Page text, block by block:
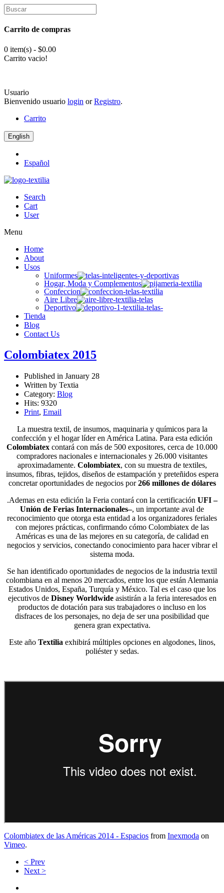
Carrito de compras
0 item(s) - $0.00
Carrito vacio!
Usuario
Bienvenido usuario login orRegistro.
Carrito
English
Español
Search
Cart
User
Menu
Home
About
Usos
Uniformes
Hogar, Moda y Complementos
Confeccion
Aire Libre
Deportivo
Tienda
Blog
Contact Us
Colombiatex 2015
Published in January 28
Written by Textia
Category: Blog
Hits: 9320
Print, Email
La muestra textil, de insumos, maquinaria y químicos para la
confección y el hogar líder en América Latina. Para esta edición
Colombiatex contará con más de 500 expositores, cerca de 10.000
compradores nacionales e internacionales y 26.000 visitantes
aproximadamente. Colombiatex, con su muestra de textiles,
insumos, fibras, tejidos, diseños de estampación y preteñidos espera
concretar oportunidades de negocios por266 millones de dólares
.Ademas en esta edición la Feria contará con la certificación UFI –
Unión de Ferias Internacionales–, un importante aval de
reconocimiento que otorga esta entidad a los organizadores feriales
con mejores prácticas, confirmando cómo Colombiatex de las
Américas es una de las mejores en su categoría, de calidad en
negocios y servicios, conectando conocimiento para hacer vibrar el
sistema moda.
Se han identificado oportunidades de negocios de la industria textil
colombiana en al menos 20 mercados, entre los que están Alemania
Estados Unidos, España, Turquía y México. Tal es el caso que los
ejecutivos de Disney Worldwideasistirán a la feria interesados en
productos de dotación para sus trabajadores o incluso en los
disfraces de los personajes, no deja de ser una posibilidad que
genera gran expectativa.
Este año Textilia exhibirá múltiples opciones en algodones, linos,
poliéster y sedas.
Colombiatex de las Américas 2014 - Espacios from Inexmoda on
Vimeo.
< Prev
Next >